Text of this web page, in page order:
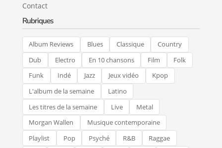
Contact
Rubriques
Album Reviews Blues Classique
Country
Dub
Electro En 10 chansons Film
Folk
Funk
Indé Jazz Jeux vidéo
Kpop
L'album de la semaine
Latino
Les titres de la semaine
Live
Metal
Morgan Wallen
Musique contemporaine
Playlist
Pop Psyché R&B Raggae